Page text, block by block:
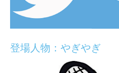
登場人物：やぎやぎ